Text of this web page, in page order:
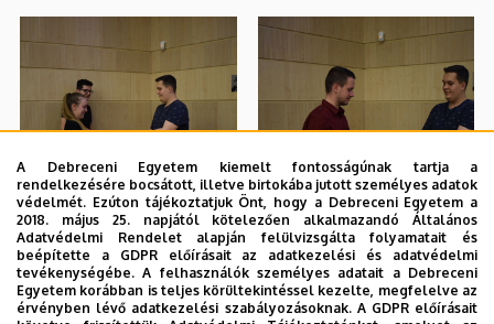
A Debreceni Egyetem kiemelt fontosságúnak tartja a
rendelkezésére bocsátott, illetve birtokába jutott személyes adatok
védelmét. Ezúton tájékoztatjuk Önt, hogy a Debreceni Egyetem a
2018. május 25. napjától kötelezően alkalmazandó Általános
Adatvédelmi Rendelet alapján felülvizsgálta folyamatait és
beépítette a GDPR előírásait az adatkezelési és adatvédelmi
tevékenységébe. A felhasználók személyes adatait a Debreceni
Egyetem korábban is teljes körültekintéssel kezelte, megfelelve az
érvényben lévő adatkezelési szabályozásoknak. A GDPR előírásait